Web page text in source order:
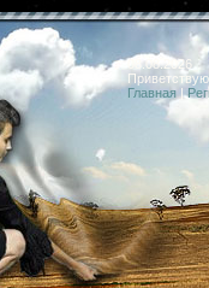
08.08.2026
Главная |